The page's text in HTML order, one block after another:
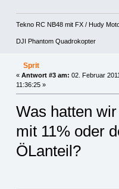
Tekno RC NB48 mit FX / Hudy
DJI Phantom Quadrokopter
Sprit
« Antwort #3 am: 02. Februar
11:36:25 »
Was hatten
mit 11% oder
ÖLanteil?